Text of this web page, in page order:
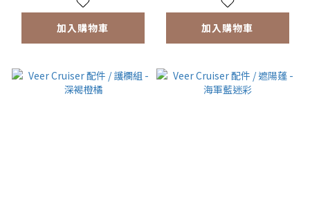
加入購物車 加入購物車